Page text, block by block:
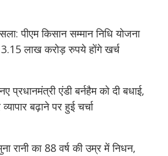
पीएम किसान सम्मान निधि योजना
लाख करोड़ रुपये होंगे खर्च
प्रधानमंत्री एंडी बर्नहैम को दी बधाई,
बढ़ाने पर हुई चर्चा
रानी का 88 वर्ष की उम्र में निधन,